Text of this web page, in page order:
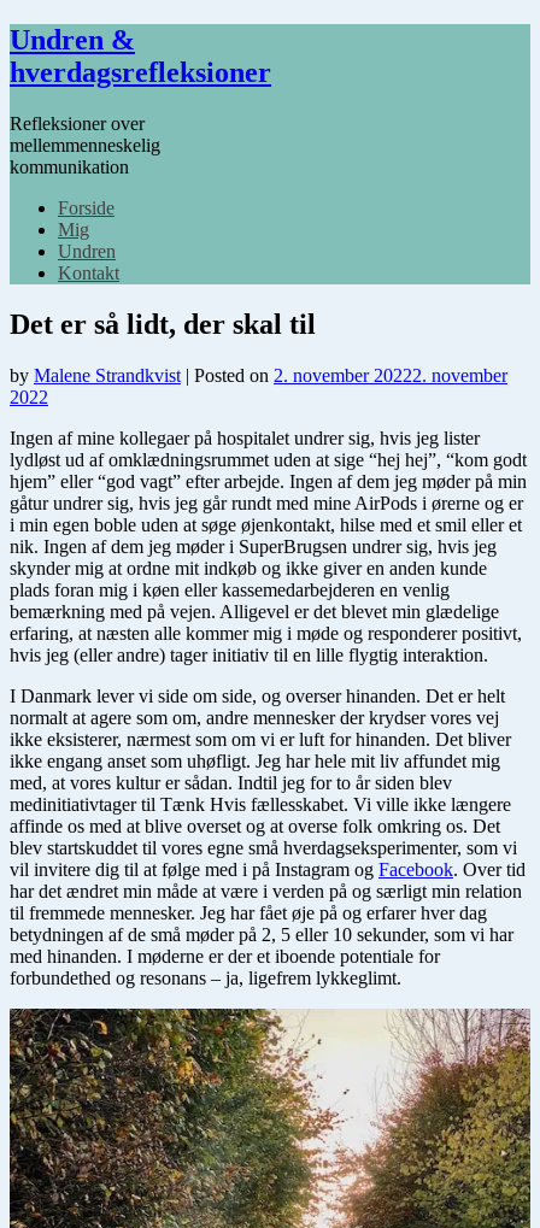
Undren &
hverdagsrefleksioner
Refleksioner over
mellemmenneskelig
kommunikation
Forside
Mig
Undren
Kontakt
Det er så lidt, der skal til
by Malene Strandkvist | Posted on 2. november 20222. november
2022
Ingen af mine kollegaer på hospitalet undrer sig, hvis jeg lister
lydløst ud af omklædningsrummet uden at sige “hej hej”, “kom godt
hjem” eller “god vagt” efter arbejde. Ingen af dem jeg møder på min
gåtur undrer sig, hvis jeg går rundt med mine AirPods i ørerne og er
i min egen boble uden at søge øjenkontakt, hilse med et smil eller et
nik. Ingen af dem jeg møder i SuperBrugsen undrer sig, hvis jeg
skynder mig at ordne mit indkøb og ikke giver en anden kunde
plads foran mig i køen eller kassemedarbejderen en venlig
bemærkning med på vejen. Alligevel er det blevet min glædelige
erfaring, at næsten alle kommer mig i møde og responderer positivt,
hvis jeg (eller andre) tager initiativ til en lille flygtig interaktion.
I Danmark lever vi side om side, og overser hinanden. Det er helt
normalt at agere som om, andre mennesker der krydser vores vej
ikke eksisterer, nærmest som om vi er luft for hinanden. Det bliver
ikke engang anset som uhøfligt. Jeg har hele mit liv affundet mig
med, at vores kultur er sådan. Indtil jeg for to år siden blev
medinitiativtager til Tænk Hvis fællesskabet. Vi ville ikke længere
affinde os med at blive overset og at overse folk omkring os. Det
blev startskuddet til vores egne små hverdagseksperimenter, som vi
vil invitere dig til at følge med i på Instagram og Facebook. Over tid
har det ændret min måde at være i verden på og særligt min relation
til fremmede mennesker. Jeg har fået øje på og erfarer hver dag
betydningen af de små møder på 2, 5 eller 10 sekunder, som vi har
med hinanden. I møderne er der et iboende potentiale for
forbundethed og resonans – ja, ligefrem lykkeglimt.